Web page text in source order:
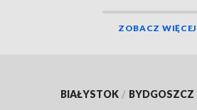
ZOBACZ WIĘCEJ
BIAŁYSTOK / BYDGOSZCZ